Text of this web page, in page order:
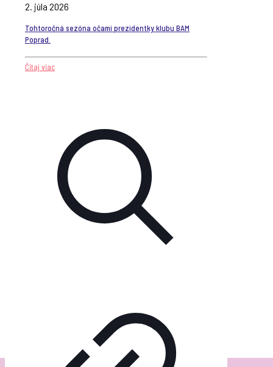
2. júla 2026
Tohtoročná sezóna očami prezidentky klubu BAM
Poprad.
Čítaj viac